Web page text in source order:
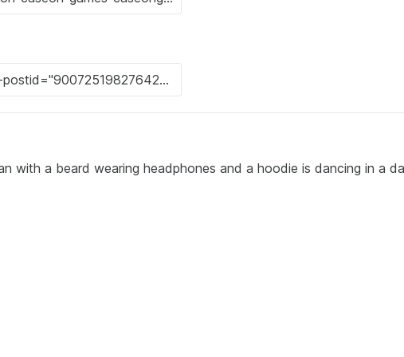
with a beard wearing headphones and a hoodie is dancing in a